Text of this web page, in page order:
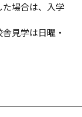
た場合は、入学
見学は日曜・